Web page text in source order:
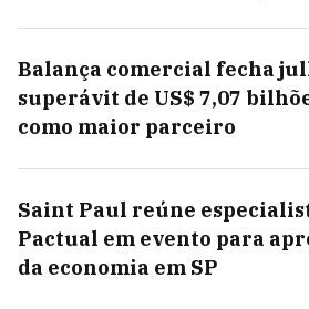
Balança comercial fecha
superávit de US$ 7,07
como maior parceiro
Saint Paul reúne
Pactual em evento para
da economia em SP